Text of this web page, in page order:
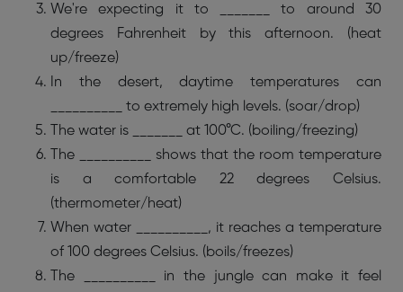
We're expecting it to _______ to around 30
degrees Fahrenheit by this afternoon. (heat
up/freeze)
In the desert, daytime temperatures can
__________ to extremely high levels. (soar/drop)
The water is _______ at 100°C. (boiling/freezing)
The __________ shows that the room temperature
is a comfortable 22 degrees Celsius.
(thermometer/heat)
When water __________, it reaches a temperature
of 100 degrees Celsius. (boils/freezes)
The __________ in the jungle can make it feel